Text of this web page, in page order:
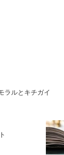
ラルとキチガイ